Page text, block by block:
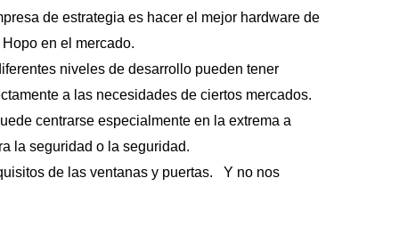
de estrategia es hacer el mejor hardware de
en el mercado.
niveles de desarrollo pueden tener
a las necesidades de ciertos mercados.
centrarse especialmente en la extrema a
la seguridad o la seguridad.
de las ventanas y puertas. Y no nos